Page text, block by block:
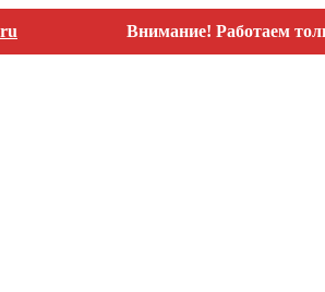
Внимание! Работаем только с